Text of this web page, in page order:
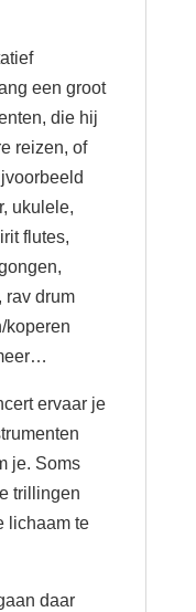
een groot
die hij
reizen, of
ukulele,
flutes,
rav drum
koperen
ervaar je
je. Soms
trillingen
lichaam te
daar